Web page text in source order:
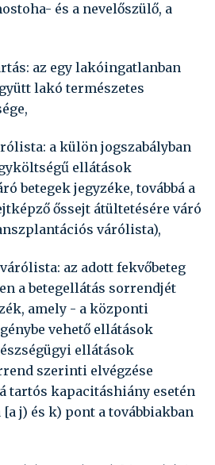
és a nevelőszülő, a
az egy lakóingatlanban
lakó természetes
a külön jogszabályban
ellátások
betegek jegyzéke, továbbá a
őssejt átültetésére váró
várólista),
az adott fekvőbeteg
a betegellátás sorrendjét
amely - a központi
vehető ellátások
ellátások
szerinti elvégzése
tartós kapacitáshiány esetén
[aj) ésk) pont a továbbiakban